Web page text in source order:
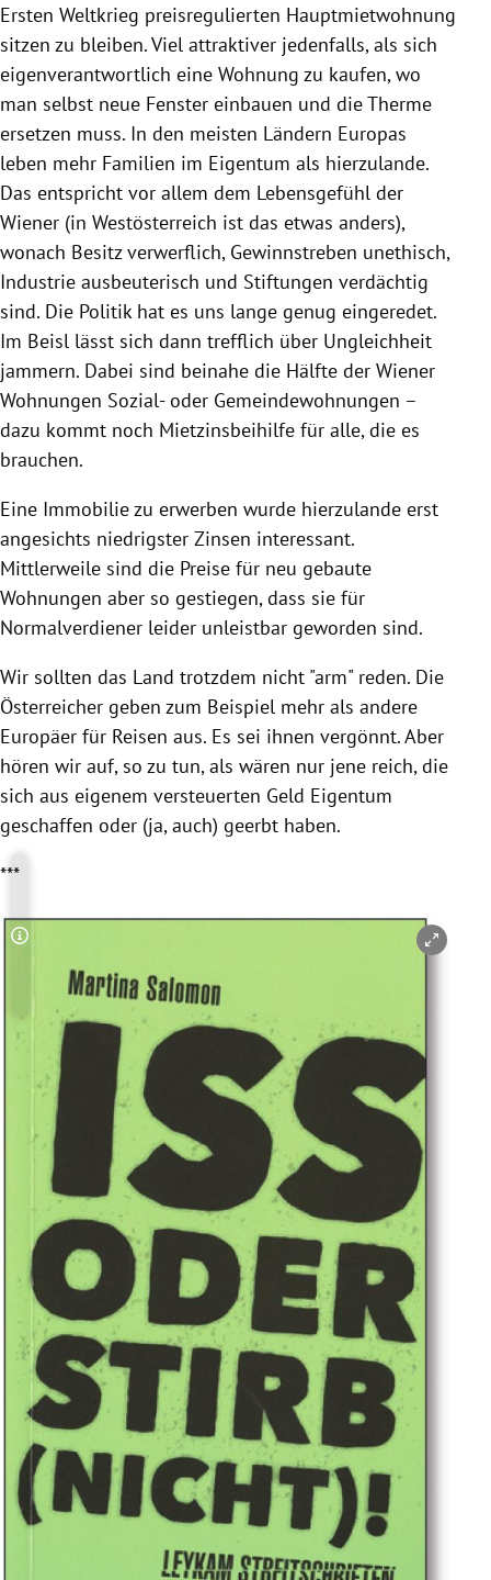
Ersten Weltkrieg preisregulierten Hauptmietwohnung
sitzen zu bleiben. Viel attraktiver jedenfalls, als sich
eigenverantwortlich eine Wohnung zu kaufen, wo
man selbst neue Fenster einbauen und die Therme
ersetzen muss. In den meisten Ländern Europas
leben mehr Familien im Eigentum als hierzulande.
Das entspricht vor allem dem Lebensgefühl der
Wiener (in Westösterreich ist das etwas anders),
wonach Besitz verwerflich, Gewinnstreben unethisch,
Industrie ausbeuterisch und Stiftungen verdächtig
sind. Die Politik hat es uns lange genug eingeredet.
Im Beisl lässt sich dann trefflich über Ungleichheit
jammern. Dabei sind beinahe die Hälfte der Wiener
Wohnungen Sozial- oder Gemeindewohnungen –
dazu kommt noch Mietzinsbeihilfe für alle, die es
brauchen.
Eine Immobilie zu erwerben wurde hierzulande erst
angesichts niedrigster Zinsen interessant.
Mittlerweile sind die Preise für neu gebaute
Wohnungen aber so gestiegen, dass sie für
Normalverdiener leider unleistbar geworden sind.
Wir sollten das Land trotzdem nicht "arm" reden. Die
Österreicher geben zum Beispiel mehr als andere
Europäer für Reisen aus. Es sei ihnen vergönnt. Aber
hören wir auf, so zu tun, als wären nur jene reich, die
sich aus eigenem versteuerten Geld Eigentum
geschaffen oder (ja, auch) geerbt haben.
***
Copyright-Hinweis öffnen/schließen